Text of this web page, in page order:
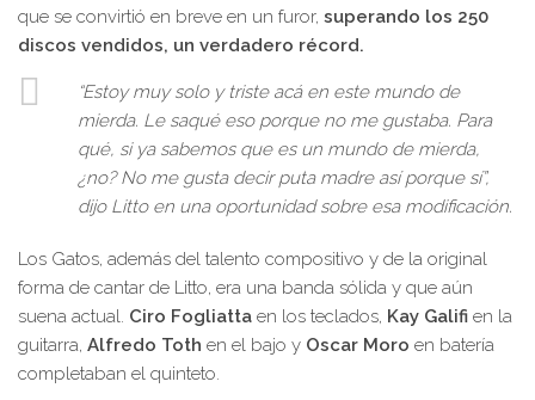
que se convirtió en breve en un furor, superando los 250
discos vendidos, un verdadero récord.
“Estoy muy solo y triste acá en este mundo de
mierda. Le saqué eso porque no me gustaba. Para
qué, si ya sabemos que es un mundo de mierda,
¿no? No me gusta decir puta madre así porque sí”,
dijo Litto en una oportunidad sobre esa modificación.
Los Gatos, además del talento compositivo y de la original
forma de cantar de Litto, era una banda sólida y que aún
suena actual. Ciro Fogliatta en los teclados, Kay Galifi en la
guitarra, Alfredo Toth en el bajo y Oscar Moro en batería
completaban el quinteto.